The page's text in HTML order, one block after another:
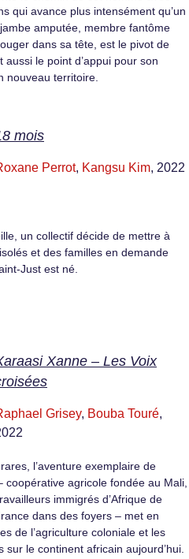
qui avance plus intensément qu’un
amputée, membre fantôme
dans sa tête, est le pivot de
aussi le point d’appui pour son
nouveau territoire.
mois
Perrot, Kangsu Kim, 2022
un collectif décide de mettre à
et des familles en demande
Just est né.
Xanne – Les Voix
Grisey, Bouba Touré,
l’aventure exemplaire de
coopérative agricole fondée au Mali,
immigrés d’Afrique de
dans des foyers – met en
de l’agriculture coloniale et les
sur le continent africain aujourd’hui.